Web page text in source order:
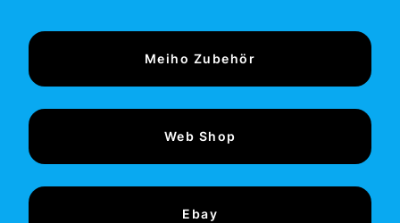
Meiho Zubehör
Web Shop
Ebay